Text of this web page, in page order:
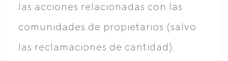
las acciones relacionadas con las
comunidades de propietarios (salvo
las reclamaciones de cantidad).